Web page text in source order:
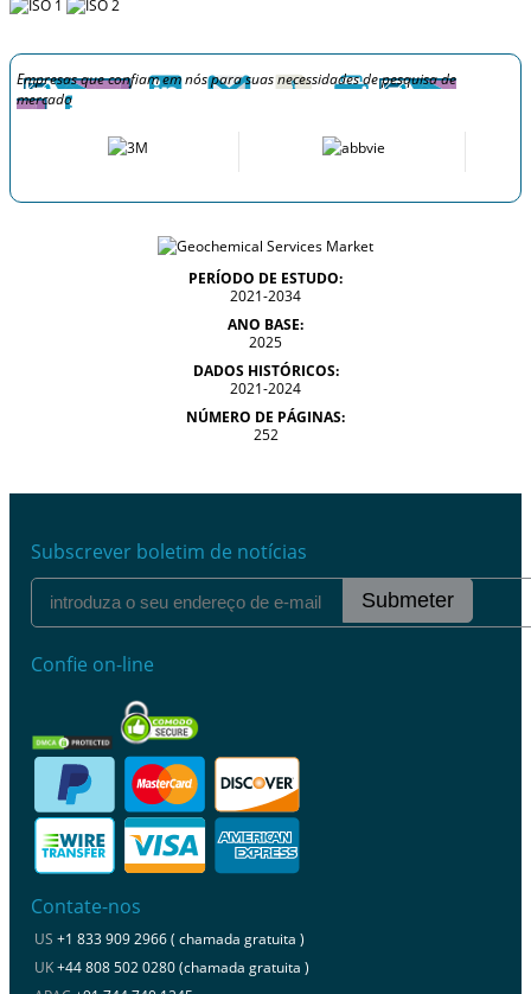
Empresas que confiam em nós para suas necessidades de pesquisa de
mercado
PERÍODO DE ESTUDO:
2021-2034
ANO BASE:
2025
DADOS HISTÓRICOS:
2021-2024
NÚMERO DE PÁGINAS:
252
Subscrever boletim de notícias
Submeter
Confie on-line
Contate-nos
US +1 833 909 2966 ( chamada gratuita )
UK+44 808 502 0280 (chamada gratuita )